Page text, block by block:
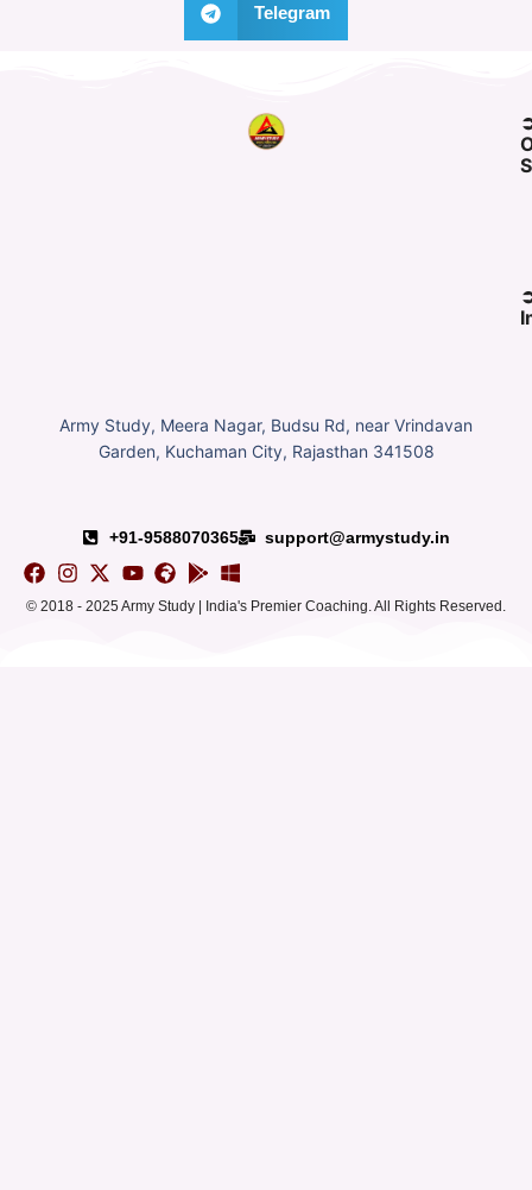
Telegram
Army Study, Meera Nagar, Budsu Rd, near Vrindavan
Garden, Kuchaman City, Rajasthan 341508
+91-9588070365 support@armystudy.in
© 2018 - 2025 Army Study | India's Premier Coaching. All Rights Reserved.